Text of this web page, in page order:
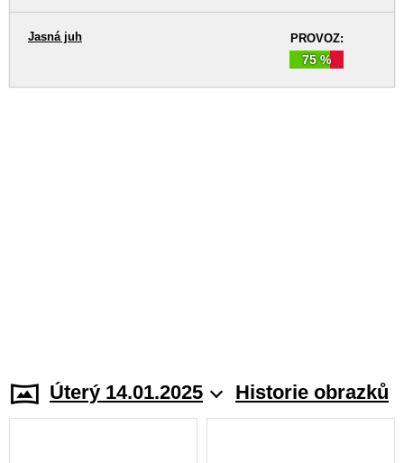
PROVOZ:
75 %
Jasná juh
Úterý 14.01.2025 Historie obrazků